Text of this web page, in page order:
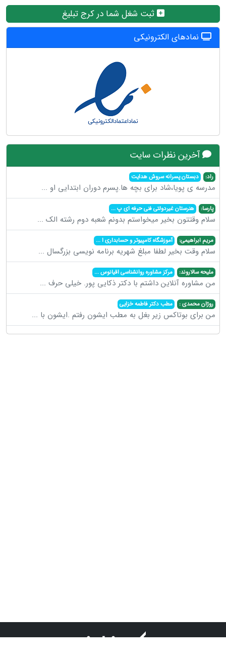
ثبت شغل شما در کرج تبلیغ
نمادهای الکترونیکی
آخرین نظرات سایت
راد: دبستان پسرانه سروش هدایت
مدرسه ی پویا،شاد برای بچه ها.پسرم دوران ابتدایی او ...
پارسا: هنرستان غیردولتی فنی حرفه ای پ...
سلام وقتتون بخیر میخواستم بدونم شعبه دوم رشته الک ...
مریم ابراهیمی: آموزشگاه کامپیوتر و حسابداری ا...
سلام وقت بخیر لطفا مبلغ شهریه برنامه نویسی بزرگسال ...
ملیحه سالاروند: مرکز مشاوره روانشناسی اقیانوس...
من مشاوره آنلاین داشتم با دکتر ذکایی پور. خیلی حرف ...
روژان محمدی : مطب دکتر فاطمه خزایی
من برای بوتاکس زیر بغل به مطب ایشون رفتم .ایشون با ...